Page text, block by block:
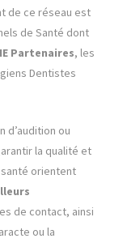
de ce réseau est
de Santé dont
Partenaires, les
Dentistes
d’audition ou
la qualité et
santé orientent
de contact, ainsi
ou la